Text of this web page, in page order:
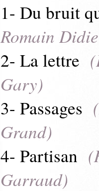
1- Du bruit
Romain
2- La lettre
Gary)
3- Passages
Grand)
4- Partisan
Garraud)